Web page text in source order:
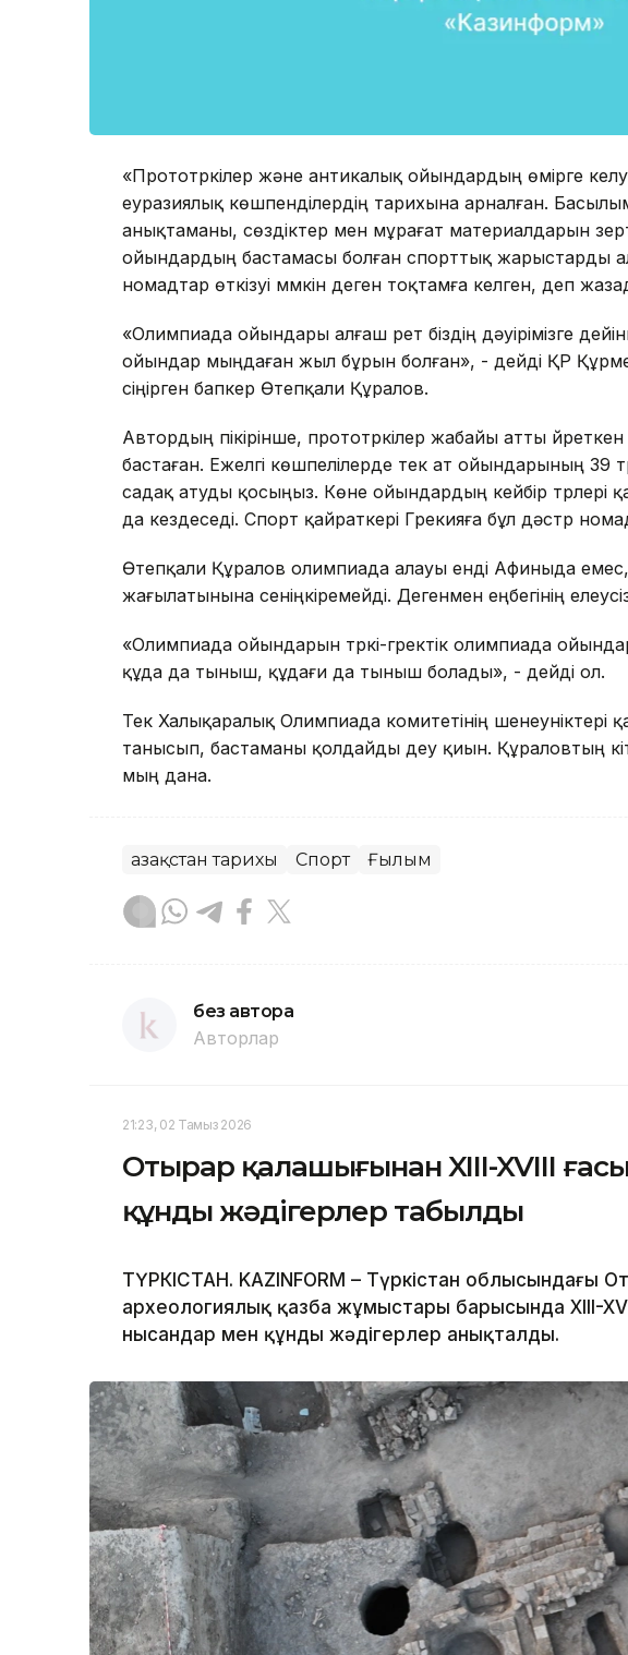
«Прототүркілер және антикалық ойындардың өмірге
еуразиялық көшпенділердің тарихына арналған.
анықтаманы, сөздіктер мен мұрағат материалдарын
ойындардың бастамасы болған спорттық жарыстарды
номадтар өткізуі мүмкін деген тоқтамға келген, деп
«Олимпиада ойындары алғаш рет біздің дәуірімізге
ойындар мыңдаған жыл бұрын болған», - дейді ҚР
сіңірген бапкер Өтепқали Құралов.
Автордың пікірінше, прототүркілер жабайы атты
бастаған. Ежелгі көшпелілерде тек ат ойындарының 39
садақ атуды қосыңыз. Көне ойындардың кейбір түрлері
да кездеседі. Спорт қайраткері Грекияға бұл дәстүр
Өтепқали Құралов олимпиада алауы енді Афиныда
жағылатынына сеніңкіремейді. Дегенмен еңбегінің
«Олимпиада ойындарын түркі-гректік олимпиада
құда да тыныш, құдағи да тыныш болады», - дейді ол.
Тек Халықаралық Олимпиада комитетінің шенеуніктері
танысып, бастаманы қолдайды деу қиын. Құраловтың
мың дана.
Қазақстан тарихы Спорт Ғылым
без автора
Авторлар
21:23, 02 Тамыз 2026
Отырар қалашығынан XIII-XVIII
құнды жәдігерлер табылды
ТҮРКІСТАН. KAZINFORM – Түркістан облысындағы
археологиялық қазба жұмыстары барысында XIII-
нысандар мен құнды жәдігерлер анықталды.